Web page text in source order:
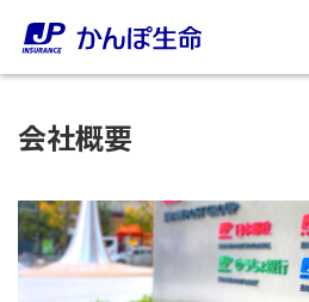
トップ
ご契約者さま
会社概要